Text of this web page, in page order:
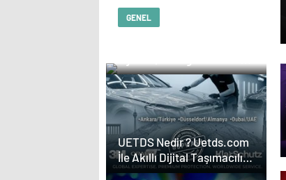
GENEL
Ajansı, SEO Ajansı ve
Web Tasarım Ajansı
UETDS Nedir ? Uetds.com
İle Akıllı Dijital Taşımacılık
Yazılımı